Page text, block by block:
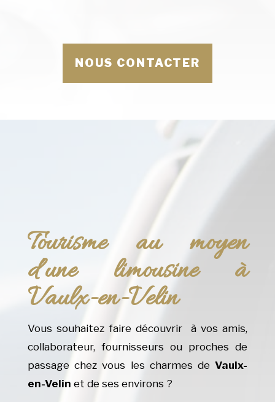
NOUS CONTACTER
Tourisme au moyen
d’une limousine à
Vaulx-en-Velin
Vous souhaitez faire découvrir à vos amis,
collaborateur, fournisseurs ou proches de
passage chez vous les charmes deVaulx-
en-Velin et de ses environs ?